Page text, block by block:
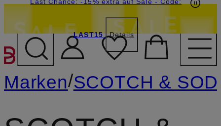
ZUM HAUPTINHALT
LAST15 Details
Marken/SCOTCH &